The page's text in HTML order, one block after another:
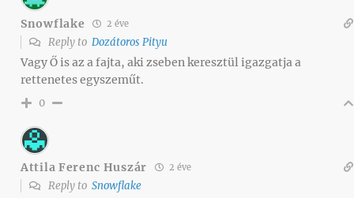
Snowflake 2 éve
Reply to Dozátoros Pityu
Vagy Ő is az a fajta, aki zseben keresztül igazgatja a
rettenetes egyszeműt.
0
Attila Ferenc Huszár 2 éve
Reply to Snowflake